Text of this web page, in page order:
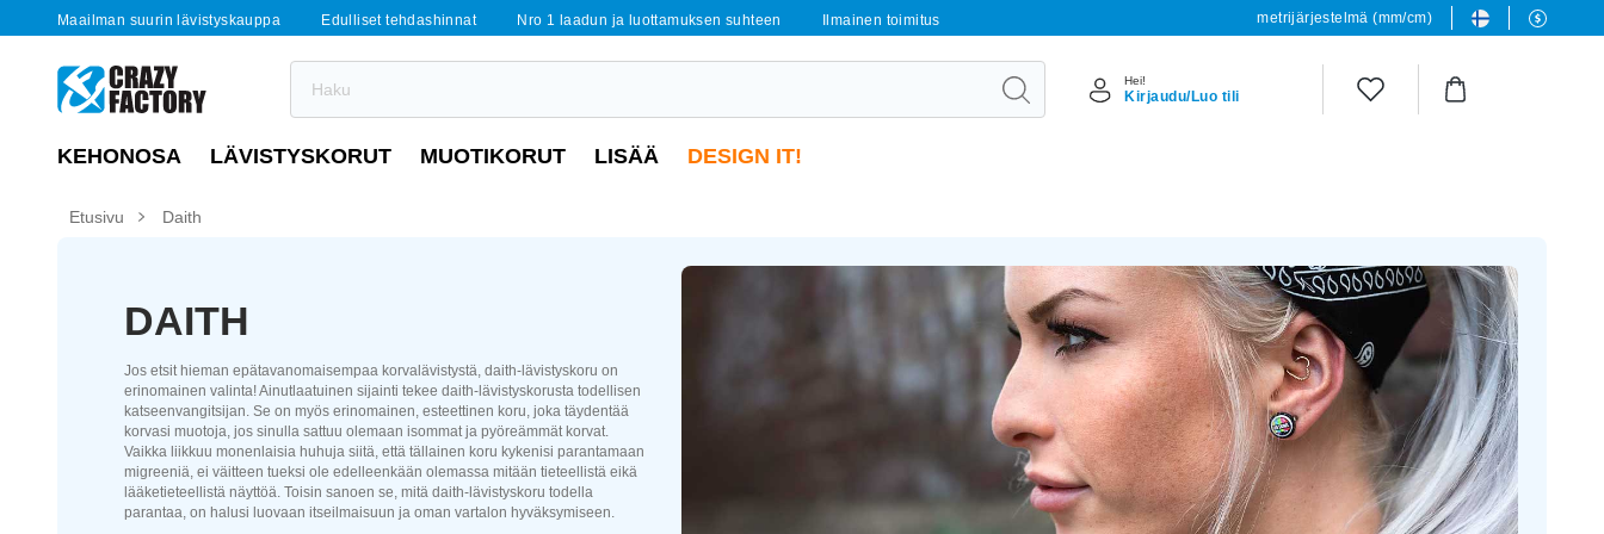
Maailman suurin lävistyskauppa Edulliset tehdashinnat Nro 1 laadun ja luottamuksen suhteen Ilmainen toimitus metrijärjestelmä (mm/cm)
Hei!
Kirjaudu/Luo tili
KEHONOSA LÄVISTYSKORUT MUOTIKORUT LISÄÄ DESIGN IT!
Etusivu Daith
DAITH
Jos etsit hieman epätavanomaisempaa korvalävistystä, daith-lävistyskoru on
erinomainen valinta! Ainutlaatuinen sijainti tekee daith-lävistyskorusta todellisen
katseenvangitsijan. Se on myös erinomainen, esteettinen koru, joka täydentää
korvasi muotoja, jos sinulla sattuu olemaan isommat ja pyöreämmät korvat.
Vaikka liikkuu monenlaisia huhuja siitä, että tällainen koru kykenisi parantamaan
migreeniä, ei väitteen tueksi ole edelleenkään olemassa mitään tieteellistä eikä
lääketieteellistä näyttöä. Toisin sanoen se, mitä daith-lävistyskoru todella
parantaa, on halusi luovaan itseilmaisuun ja oman vartalon hyväksymiseen.